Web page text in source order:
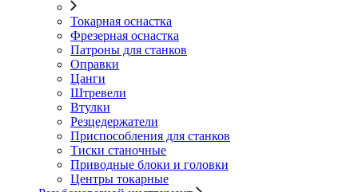
Токарная оснастка
Фрезерная оснастка
Патроны для станков
Оправки
Цанги
Штревели
Втулки
Резцедержатели
Приспособления для станков
Тиски станочные
Приводные блоки и головки
Центры токарные